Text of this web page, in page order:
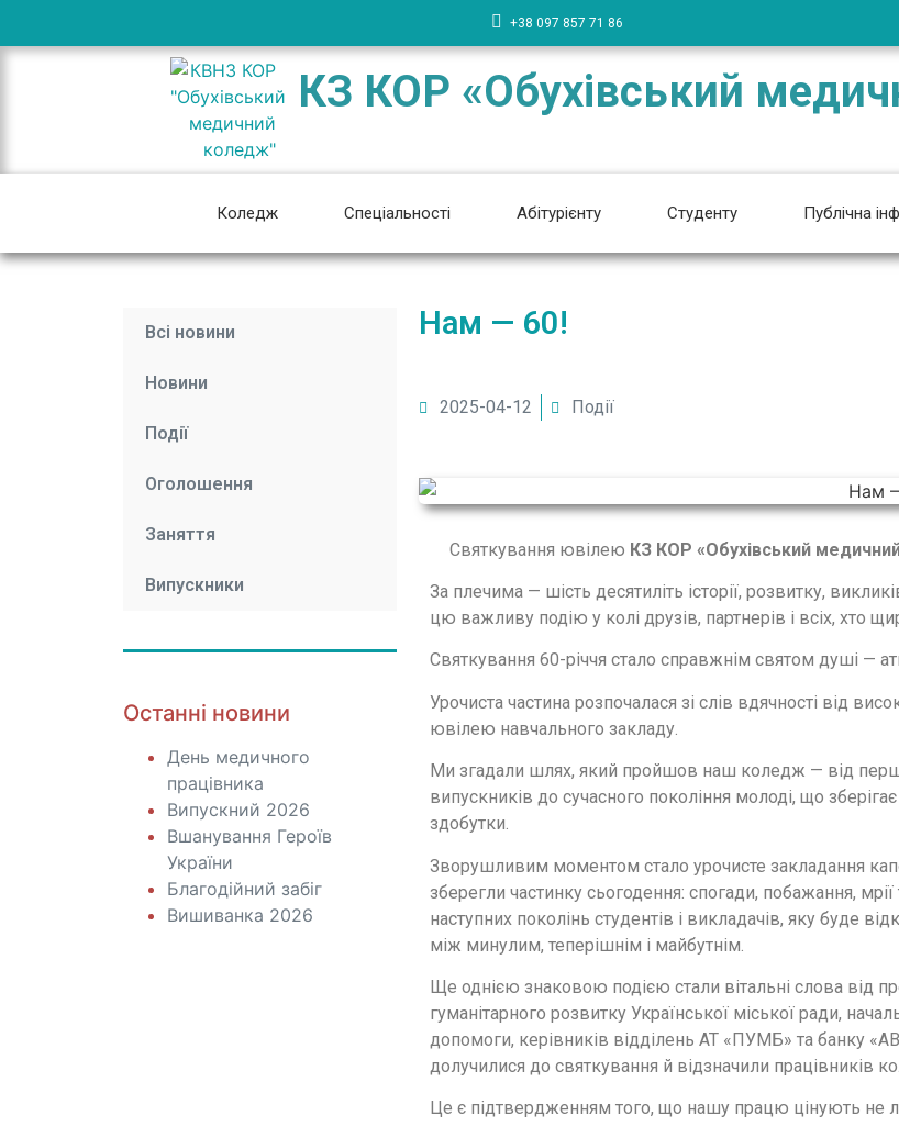
+38 097 857 71 86
КЗ КОР «Обухівський
Коледж Спеціальності Абітурієнту Студенту Публічна
Всі новини
Новини
Події
Оголошення
Заняття
Випускники
Останні новини
День медичного
працівника
Випускний 2026
Вшанування Героїв
України
Благодійний забіг
Вишиванка 2026
Нам — 60!
2025-04-12 Події
Святкування ювілею КЗ КОР «Обухівський
За плечима — шість десятиліть історії, розвитку,
цю важливу подію у колі друзів, партнерів і всіх, хто
Святкування 60-річчя стало справжнім святом душі —
Урочиста частина розпочалася зі слів вдячності від
ювілею навчального закладу.
Ми згадали шлях, який пройшов наш коледж — від
випускників до сучасного покоління молоді, що
здобутки.
Зворушливим моментом стало урочисте закладання
зберегли частинку сьогодення: спогади, побажання,
наступних поколінь студентів і викладачів, яку буде
між минулим, теперішнім і майбутнім.
Ще однією знаковою подією стали вітальні слова від
гуманітарного розвитку Української міської ради,
допомоги, керівників відділень АТ «ПУМБ» та банку
долучилися до святкування й відзначили працівників
Це є підтвердженням того, що нашу працю цінують не